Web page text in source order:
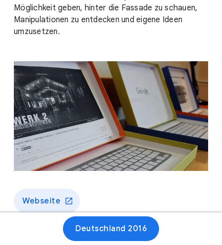
Möglichkeit geben, hinter die Fassade zu schauen,
Manipulationen zu entdecken und eigene Ideen
umzusetzen.
Webseite
Deutschland 2016